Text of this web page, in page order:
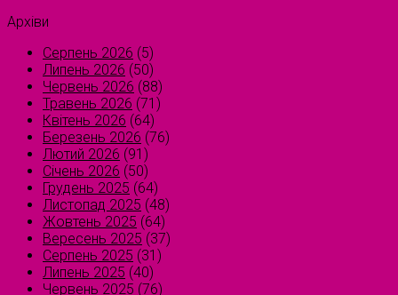
Архіви
Серпень 2026 (5)
Липень 2026 (50)
Червень 2026 (88)
Травень 2026 (71)
Квітень 2026 (64)
Березень 2026 (76)
Лютий 2026 (91)
Січень 2026 (50)
Грудень 2025 (64)
Листопад 2025 (48)
Жовтень 2025 (64)
Вересень 2025 (37)
Серпень 2025 (31)
Липень 2025 (40)
Червень 2025 (76)